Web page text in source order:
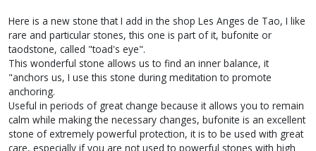
Here is a new stone that I add in the shop Les Anges de Tao, I like
rare and particular stones, this one is part of it, bufonite or
taodstone, called "toad's eye".
This wonderful stone allows us to find an inner balance, it
"anchors us, I use this stone during meditation to promote
anchoring.
Useful in periods of great change because it allows you to remain
calm while making the necessary changes, bufonite is an excellent
stone of extremely powerful protection, it is to be used with great
care, especially if you are not used to powerful stones with high